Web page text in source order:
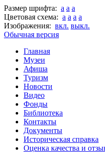
Размер шрифта: a a a
Цветовая схема: a a a a
Изображения: вкл. выкл.
Обычная версия
Главная
Музеи
Афиша
Туризм
Новости
Видео
Фонды
Библиотека
Контакты
Документы
Историческая справка
Оценка качества и